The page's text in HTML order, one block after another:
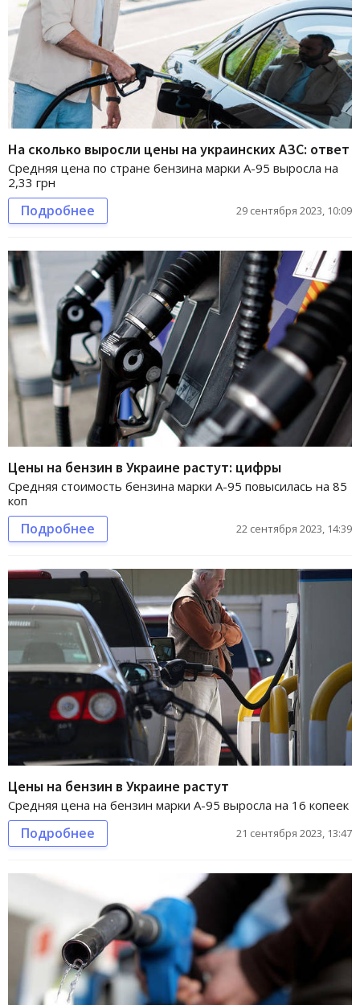
На сколько выросли цены на украинских АЗС: ответ
Средняя цена по стране бензина марки А-95 выросла на
2,33 грн
Подробнее 29 сентября 2023, 10:09
Цены на бензин в Украине растут: цифры
Средняя стоимость бензина марки А-95 повысилась на 85
коп
Подробнее 22 сентября 2023, 14:39
Цены на бензин в Украине растут
Средняя цена на бензин марки А-95 выросла на 16 копеек
Подробнее 21 сентября 2023, 13:47